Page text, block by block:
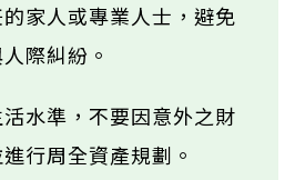
家人或專業人士，避免
際糾紛。
水準，不要因意外之財
行周全資產規劃。